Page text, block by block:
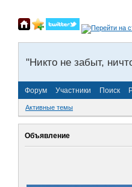
"Никто не забыт,
Форум Участники Поиск
Активные темы
Объявление